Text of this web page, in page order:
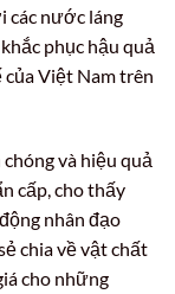
các nước láng
phục hậu quả
của Việt Nam trên
và hiệu quả
cấp, cho thấy
nhân đạo
chia về vật chất
cho những